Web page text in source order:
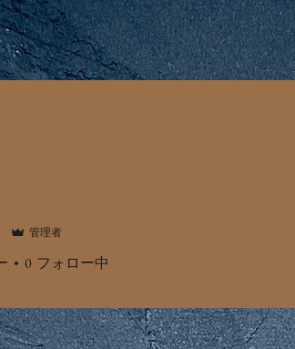
管理者
0 フォロー中